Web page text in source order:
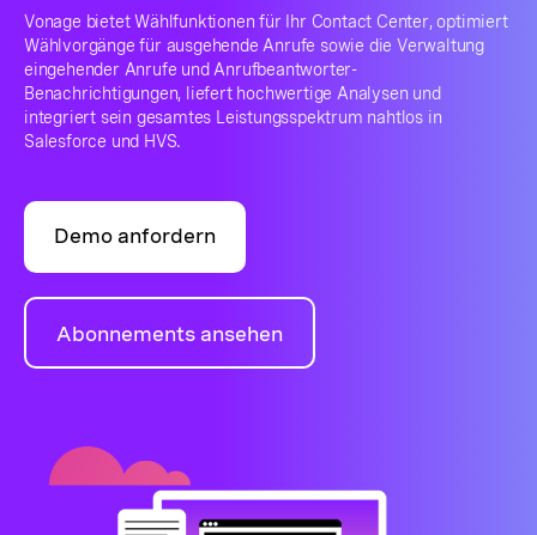
Vonage bietet Wählfunktionen für Ihr Contact Center, optimiert
Wählvorgänge für ausgehende Anrufe sowie die Verwaltung
eingehender Anrufe und Anrufbeantworter-
Benachrichtigungen, liefert hochwertige Analysen und
integriert sein gesamtes Leistungsspektrum nahtlos in
Salesforce und HVS.
Demo anfordern
Abonnements ansehen